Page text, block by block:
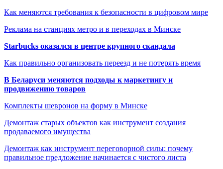
Как меняются требования к безопасности в цифровом мире
Реклама на станциях метро и в переходах в Минске
Starbucks оказался в центре крупного скандала
Как правильно организовать переезд и не потерять время
В Беларуси меняются подходы к маркетингу и
продвижению товаров
Комплекты шевронов на форму в Минске
Демонтаж старых объектов как инструмент создания
продаваемого имущества
Демонтаж как инструмент переговорной силы: почему
правильное предложение начинается с чистого листа